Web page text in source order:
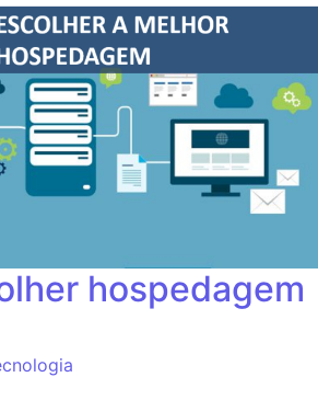
hospedagem